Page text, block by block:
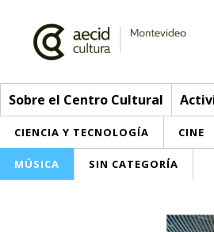
Sobre el Centro Cultural
CIENCIA Y TECNOLOGÍA CINE
MÚSICA SIN CATEGORÍA